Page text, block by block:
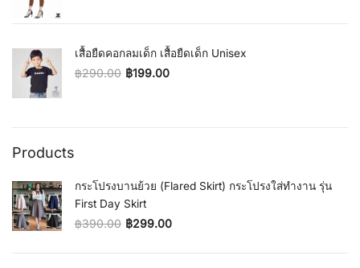
Original price was: ฿390.00.
Current price is: ฿299.00.
เสื้อยืดคอกลมเด็ก เสื้อยืดเด็ก Unisex
฿290.00
Original price was: ฿290.00.
฿199.00
Current price is: ฿199.00.
Products
กระโปรงบานย้วย (Flared Skirt) กระโปรงใส่ทำงาน รุ่น
First Day Skirt
฿390.00 ฿299.00